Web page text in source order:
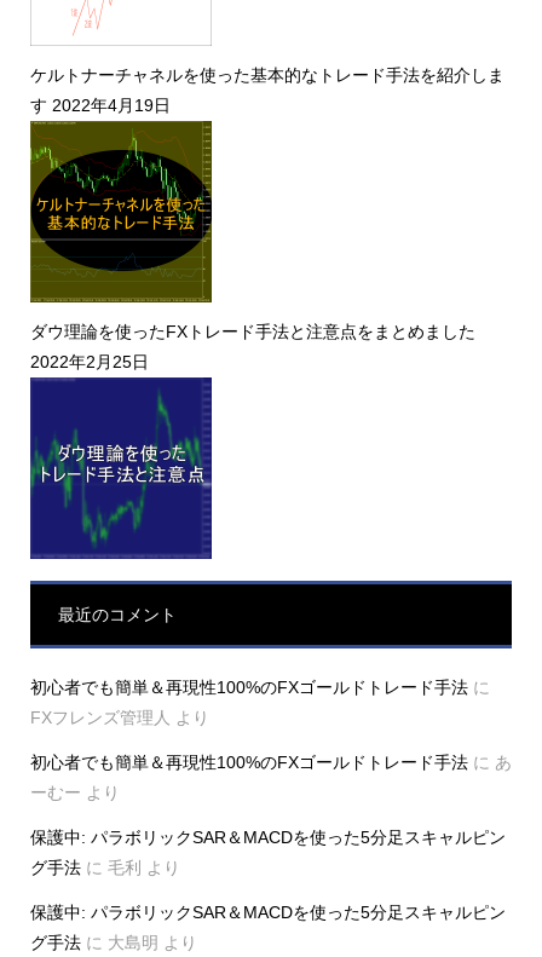
ケルトナーチャネルを使った基本的なトレード手法を紹介しま
す 2022年4月19日
ダウ理論を使ったFXトレード手法と注意点をまとめました
2022年2月25日
最近のコメント
初心者でも簡単＆再現性100%のFXゴールドトレード手法に
FXフレンズ管理人 より
初心者でも簡単＆再現性100%のFXゴールドトレード手法に あ
ーむー より
保護中: パラボリックSAR＆MACDを使った5分足スキャルピン
グ手法に 毛利 より
保護中: パラボリックSAR＆MACDを使った5分足スキャルピン
グ手法に 大島明 より